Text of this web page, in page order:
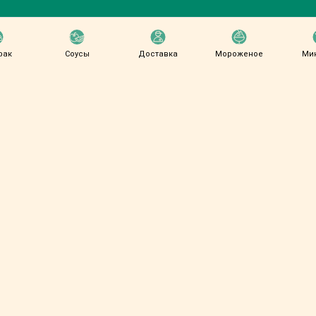
Соусы Доставка Мороженое